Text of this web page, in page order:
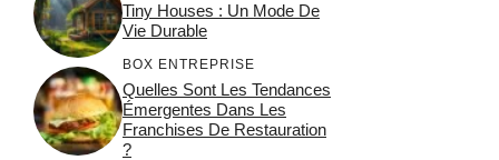
Tiny Houses : Un Mode De
Vie Durable
BOX ENTREPRISE
Quelles Sont Les Tendances
Émergentes Dans Les
Franchises De Restauration
?